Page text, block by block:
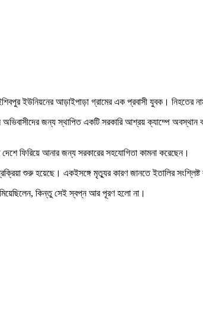
ইউনিয়নের আড়াইপাড়া গ্রামের এক প্রবাসী যুবক। নিহতের
জন্য স্থাপিত একটি সরকারি আশ্রয় ক্যাম্পে
ফিরিয়ে আনার জন্য সরকারের সহযোগিতা কামনা করেছেন।
শুরু হয়েছে। একইসঙ্গে মৃত্যুর কারণ জানতে ইতালির সংশ্লিষ্ট
জমিয়েছিলেন, কিন্তু সেই স্বপ্ন আর পূরণ হলো না।